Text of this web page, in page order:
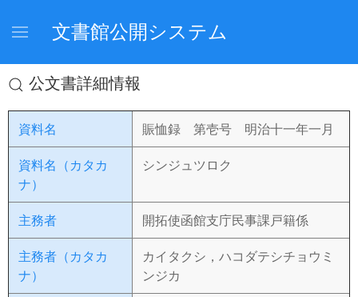
文書館公開システム
公文書詳細情報
資料名 賑恤録 第壱号 明治十一年一月
資料名（カタカ
ナ）
シンジュツロク
主務者 開拓使函館支庁民事課戸籍係
主務者（カタカ
ナ）
カイタクシ，ハコダテシチョウミ
ンジカ